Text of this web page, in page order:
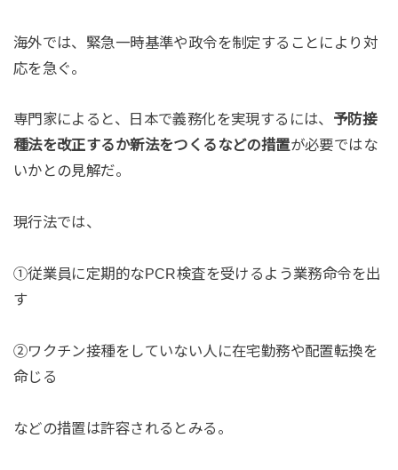
海外では、緊急一時基準や政令を制定することにより対
応を急ぐ。
専門家によると、日本で義務化を実現するには、 予防接
種法を改正するか新法をつくるなどの措置が必要ではな
いかとの見解だ。
現行法では、
①従業員に定期的なPCR検査を受けるよう業務命令を出
す
②ワクチン接種をしていない人に在宅勤務や配置転換を
命じる
などの措置は許容されるとみる。